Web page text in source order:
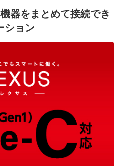
器をまとめて接続でき
ション